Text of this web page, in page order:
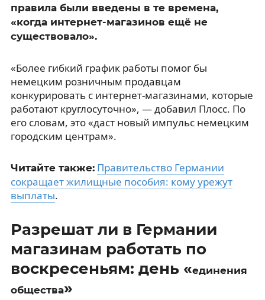
правила были введены в те времена,
«когда интернет-магазинов ещё не
существовало».
«Более гибкий график работы помог бы
немецким розничным продавцам
конкурировать с интернет-магазинами, которые
работают круглосуточно», — добавил Плосс. По
его словам, это «даст новый импульс немецким
городским центрам».
Читайте также: Правительство Германии
сокращает жилищные пособия: кому урежут
выплаты.
Разрешат ли в Германии
магазинам работать по
воскресеньям: день «единения
общества»